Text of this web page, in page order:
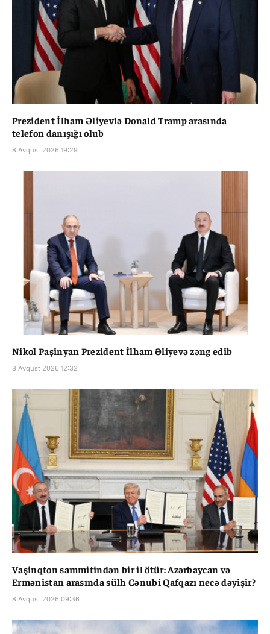
Prezident İlham Əliyevlə Donald Tramp arasında
telefon danışığı olub
8 Avqust 2026 19:29
Nikol Paşinyan Prezident İlham Əliyevə zəng edib
8 Avqust 2026 12:32
Vaşinqton sammitindən bir il ötür: Azərbaycan və
Ermənistan arasında sülh Cənubi Qafqazı necə dəyişir?
8 Avqust 2026 09:36